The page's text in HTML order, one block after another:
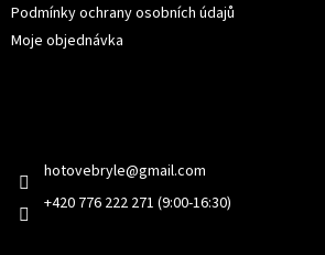
Podmínky ochrany osobních údajů
Moje objednávka
hotovebryle@gmail.com
+420 776 222 271 (9:00-16:30)